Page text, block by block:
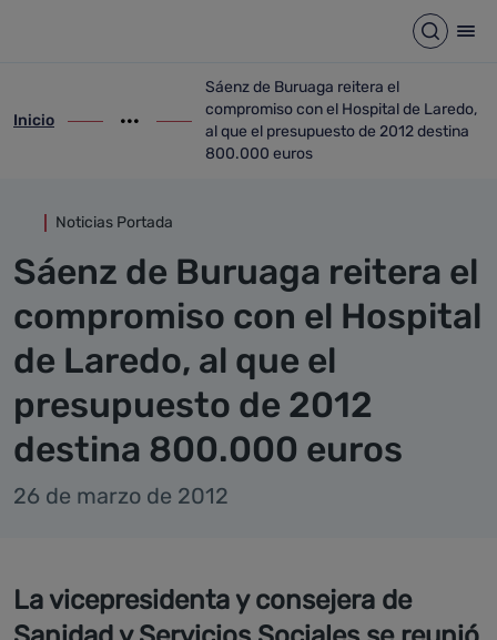
Abrir
ir-a inicio
Inicio
Mostrar opciones del camino de migas
ir-a Sáenz de Buruaga reitera el
Sáenz de Buruaga reitera el
compromiso con el Hospital de Laredo,
al que el presupuesto de 2012 destina
800.000 euros
Noticias Portada
Sáenz de Buruaga reitera el
compromiso con el Hospital
de Laredo, al que el
presupuesto de 2012
destina 800.000 euros
26 de marzo de 2012
La vicepresidenta y consejera de